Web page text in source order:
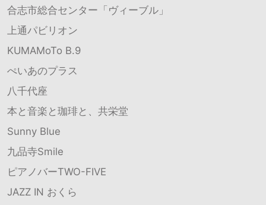
合志市総合センター「ヴィーブル」
上通パビリオン
KUMAMoTo B.9
ぺいあのプラス
八千代座
本と音楽と珈琲と、共栄堂
Sunny Blue
九品寺Smile
ピアノバーTWO-FIVE
JAZZ IN おくら